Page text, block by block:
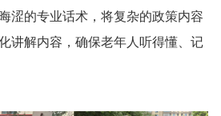
涩的专业话术，将复杂的政策内容
讲解内容，确保老年人听得懂、记